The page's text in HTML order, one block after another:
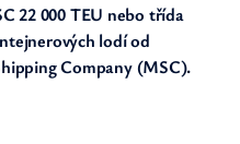
22 000 TEU nebo třída
lodí od
Company (MSC).